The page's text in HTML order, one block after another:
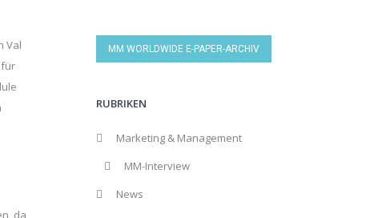
Val
für
da
MM WORLDWIDE E-PAPER-ARCHIV
RUBRIKEN
Marketing & Management
MM-Interview
News